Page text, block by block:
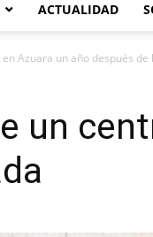
ACTUALIDAD
Azuara un año después de
un